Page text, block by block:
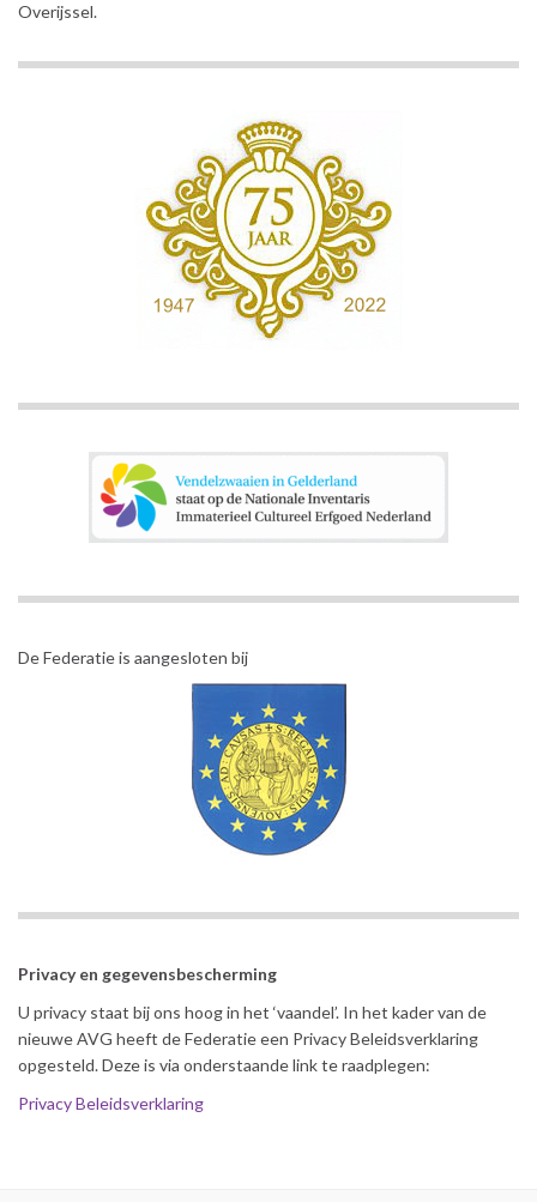
Overijssel.
De Federatie is aangesloten bij
Privacy en gegevensbescherming
U privacy staat bij ons hoog in het ‘vaandel’. In het kader van de
nieuwe AVG heeft de Federatie een Privacy Beleidsverklaring
opgesteld. Deze is via onderstaande link te raadplegen:
Privacy Beleidsverklaring